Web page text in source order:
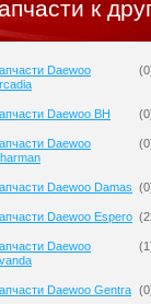
к
Daewoo
(0
Daewoo BH (0
Daewoo
(0
Daewoo Damas (0
Daewoo Espero (
Daewoo
(1
Daewoo Gentra (0